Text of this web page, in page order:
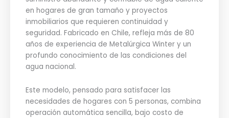
en hogares de gran tamaño y proyectos
inmobiliarios que requieren continuidad y
seguridad. Fabricado en Chile, refleja más de 80
años de experiencia de Metalúrgica Winter y un
profundo conocimiento de las condiciones del
agua nacional.
Este modelo, pensado para satisfacer las
necesidades de hogares con 5 personas, combina
operación automática sencilla, bajo costo de